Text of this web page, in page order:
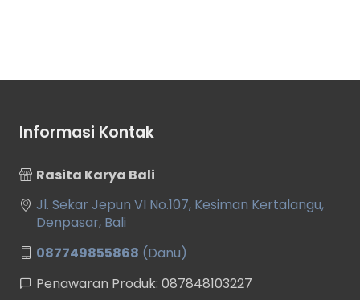
Informasi Kontak
Rasita Karya Bali
Jl. Sekar Jepun VI No.107, Kesiman Kertalangu,
Denpasar, Bali
087749855868 (Danu)
Penawaran Produk: 087848103227